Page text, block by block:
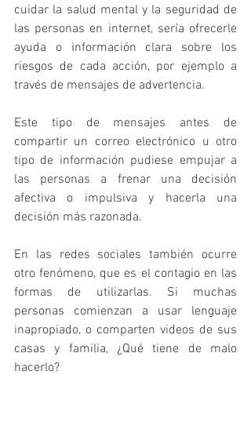
cuidar la salud mental y la seguridad de
las personas en internet, sería ofrecerle
ayuda o información clara sobre los
riesgos de cada acción, por ejemplo a
través de mensajes de advertencia.
Este tipo de mensajes antes de
compartir un correo electrónico u otro
tipo de información pudiese empujar a
las personas a frenar una decisión
afectiva o impulsiva y hacerla una
decisión más razonada.
En las redes sociales también ocurre
otro fenómeno, que es el contagio en las
formas de utilizarlas. Si muchas
personas comienzan a usar lenguaje
inapropiado, o comparten videos de sus
casas y familia, ¿Qué tiene de malo
hacerlo?